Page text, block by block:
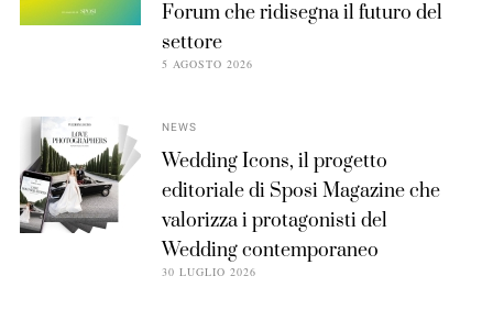
Forum che ridisegna il futuro del
settore
5 AGOSTO 2026
NEWS
Wedding Icons, il progetto
editoriale di Sposi Magazine che
valorizza i protagonisti del
Wedding contemporaneo
30 LUGLIO 2026